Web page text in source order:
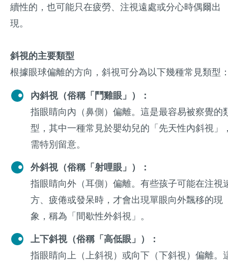
續性的，也可能只在疲勞、注視遠處或分心時偶爾出
現。
斜視的主要類型
根據眼球偏離的方向，斜視可分為以下幾種常見類型
內斜視（俗稱「鬥雞眼」）：
指眼睛向內（鼻側）偏離。這是最容易被察覺的
型，其中一種常見於嬰幼兒的「先天性內斜視」
需特別留意。
外斜視（俗稱「射哩眼」）：
指眼睛向外（耳側）偏離。有些孩子可能在注視
方、疲倦或發呆時，才會出現單眼向外飄移的現
象，稱為「間歇性外斜視」。
上下斜視（俗稱「高低眼」）：
指眼睛向上（上斜視）或向下（下斜視）偏離。